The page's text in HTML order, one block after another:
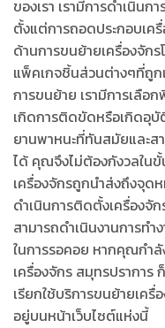
ของเรา เรามีการดำเนิน
ตั้งแต่การถอดประกอบเค
ด้านการขนย้ายเครื่องจัก
แพ็คเกจชิ้นส่วนต่างๆที่ถู
การขนย้าย เรามีการเลือ
เกิดการติดขัดหรือเกิดอุบั
ยานพาหนะที่ทันสมัยและส
ได้ คุณจึงไม่ต้องกังวลในขั้
เครื่องจักรถูกนำส่งถึงจุด
ดำเนินการติดตั้งเครื่องจั
สามารถดำเนินงานการทำ
ในการรอคอย หากคุณกำ
เครื่องจักร สมุทรปราการ
เรียกใช้บริการขนย้ายเครื่
อยู่บนหน้าเว็บไซต์แห่งนี้